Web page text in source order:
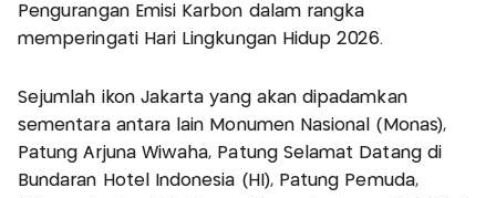
Pengurangan Emisi Karbon dalam rangka
memperingati Hari Lingkungan Hidup 2026.
Sejumlah ikon Jakarta yang akan dipadamkan
sementara antara lain Monumen Nasional (Monas),
Patung Arjuna Wiwaha, Patung Selamat Datang di
Bundaran Hotel Indonesia (HI), Patung Pemuda,